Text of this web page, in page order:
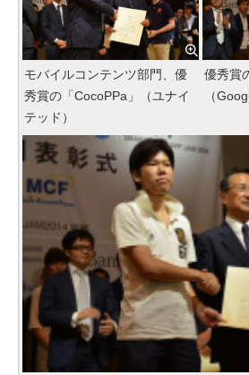
モバイルコンテンツ部門、優
秀賞の「CocoPPa」（ユナイ
テッド）
優秀賞
（